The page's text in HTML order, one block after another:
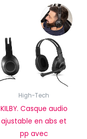
High-Tech
KILBY. Casque audio
ajustable en abs et
pp avec